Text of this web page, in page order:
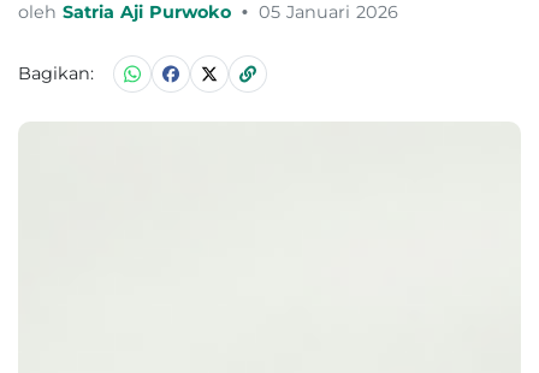
oleh Satria Aji Purwoko • 05 Januari 2026
Bagikan: